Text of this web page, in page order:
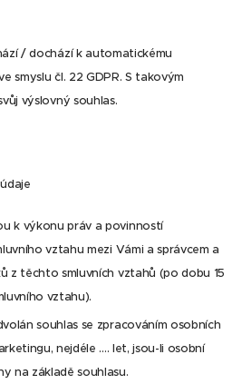
/ dochází k automatickému
smyslu čl. 22 GDPR. S takovým
výslovný souhlas.
k výkonu práv a povinností
vztahu mezi Vámi a správcem a
z těchto smluvních vztahů (po dobu 15
vztahu).
souhlas se zpracováním osobních
nejdéle .... let, jsou-li osobní
na základě souhlasu.